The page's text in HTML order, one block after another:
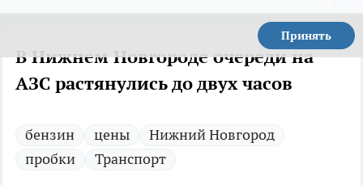
Принять
В Нижнем Новгороде очереди на
АЗС растянулись до двух часов
бензин цены
Нижний Новгород
пробки
Транспорт